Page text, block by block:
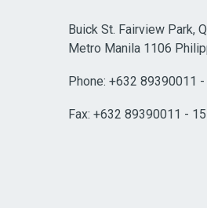
Buick St. Fairview Park,
Metro Manila 1106
Phone: +632 89390011 -
Fax: +632 89390011 - 15